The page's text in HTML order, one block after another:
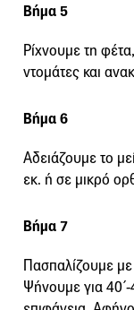
Βήμα 5
Ρίχνουμε τη φέτα,
ντομάτες και
Βήμα 6
Αδειάζουμε το
εκ. ή σε μικρό
Βήμα 7
Πασπαλίζουμε με
Ψήνουμε για